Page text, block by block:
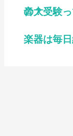
音大受験って、いつから準備するもの？
楽器は毎